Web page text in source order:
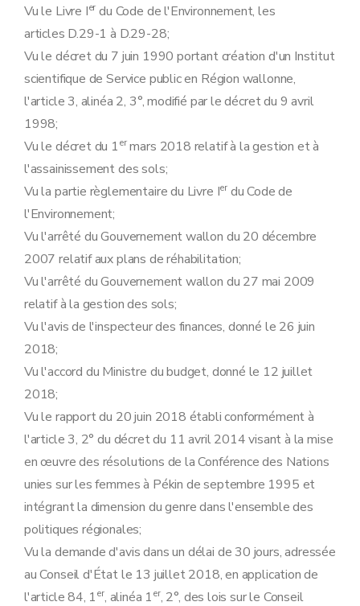
Art. 17
Section 5 Des extraits conformes
Art. 18
Art. 19
Art. 20
Art. 21
Art. 22
Chapitre III
Des agréments et enregistrements
Section 1 re
De l'agrément des experts
Art. 24
Sous-section 1
Des conditions et de la procédure d'agrément
Art. 25
Art. 26
Art. 27
Art. 28
Art. 29
Sous-section 2 Des règles à respecter en cours d'agrément
Art. 30
Art. 31
Art. 32
Sous-section 3 Du contrôle et des sanctions
Art. 34
Section 2
Art. 36
Sous-section 1
re
Art. 37
Art. 38
Art. 40
Art. 41
Sous-section 2
Art. 42
Art. 43
Sous-section 3 Du contrôle et des sanctions
Art. 44
Art. 45
Vu le Livre Ier du Code de l'Environnement, les
articles D.29-1 à D.29-28;
Vu le décret du 7 juin 1990 portant création d'un Institut
scientifique de Service public en Région wallonne,
l'article 3, alinéa 2, 3°, modifié par le décret du 9 avril
1998;
Vu le décret du 1ermars 2018 relatif à la gestion et à
l'assainissement des sols;
Vu la partie règlementaire du Livre Ierdu Code de
l'Environnement;
Vu l'arrêté du Gouvernement wallon du 20 décembre
2007 relatif aux plans de réhabilitation;
Vu l'arrêté du Gouvernement wallon du 27 mai 2009
relatif à la gestion des sols;
Vu l'avis de l'inspecteur des finances, donné le 26 juin
2018;
Vu l'accord du Ministre du budget, donné le 12 juillet
2018;
Vu le rapport du 20 juin 2018 établi conformément à
l'article 3, 2° du décret du 11 avril 2014 visant à la mise
en œuvre des résolutions de la Conférence des Nations
unies sur les femmes à Pékin de septembre 1995 et
intégrant la dimension du genre dans l'ensemble des
politiques régionales;
Vu la demande d'avis dans un délai de 30 jours, adressée
au Conseil d'État le 13 juillet 2018, en application de
l'article 84, 1er, alinéa 1er, 2°, des lois sur le Conseil